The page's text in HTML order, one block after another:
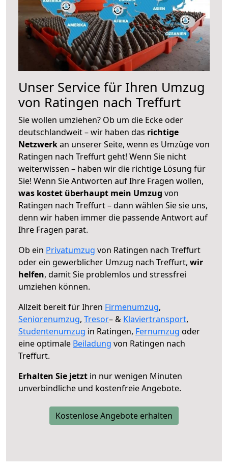
Unser Service für Ihren Umzug
von Ratingen nach Treffurt
Sie wollen umziehen? Ob um die Ecke oder
deutschlandweit – wir haben das richtige
Netzwerkan unserer Seite, wenn es Umzüge von
Ratingen nach Treffurt geht! Wenn Sie nicht
weiterwissen – haben wir die richtige Lösung für
Sie! Wenn Sie Antworten auf Ihre Fragen wollen,
was kostet überhaupt mein Umzug von
Ratingen nach Treffurt – dann wählen Sie sie uns,
denn wir haben immer die passende Antwort auf
Ihre Fragen parat.
Ob ein Privatumzug von Ratingen nach Treffurt
oder ein gewerblicher Umzug nach Treffurt, wir
helfen, damit Sie problemlos und stressfrei
umziehen können.
Allzeit bereit für Ihren Firmenumzug,
Seniorenumzug, Tresor– & Klaviertransport,
Studentenumzug in Ratingen, Fernumzug oder
eine optimale Beiladung von Ratingen nach
Treffurt.
Erhalten Sie jetzt in nur wenigen Minuten
unverbindliche und kostenfreie Angebote.
Kostenlose Angebote erhalten